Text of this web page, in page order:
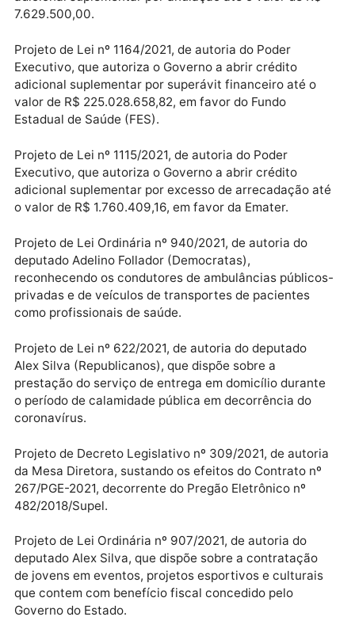
adicional suplementar por superávit financeiro até o
Estado da Educação (Seduc).
Projeto de Lei nº 1165/2021, de autoria do Poder
Executivo, autorizando o Governo a abrir crédito
adicional suplementar por anulação até o valor de
7.629.500,00.
Projeto de Lei nº 1164/2021, de autoria do Poder
Executivo, que autoriza o Governo a abrir crédito
valor de R$ 225.028.658,82, em favor do Fundo
Estadual de Saúde (FES).
Projeto de Lei nº 1115/2021, de autoria do Poder
Executivo, que autoriza o Governo a abrir crédito
adicional suplementar por excesso de arrecadação
o valor de R$ 1.760.409,16, em favor da Emater.
Projeto de Lei Ordinária nº 940/2021, de autoria do
deputado Adelino Follador (Democratas),
privadas e de veículos de transportes de pacientes
como profissionais de saúde.
Projeto de Lei nº 622/2021, de autoria do deputado
Alex Silva (Republicanos), que dispõe sobre a
prestação do serviço de entrega em domicílio
o período de calamidade pública em decorrência do
coronavírus.